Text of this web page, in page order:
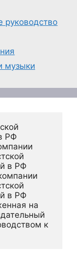
руководство
музыки
РФ
в РФ
в РФ
на
к